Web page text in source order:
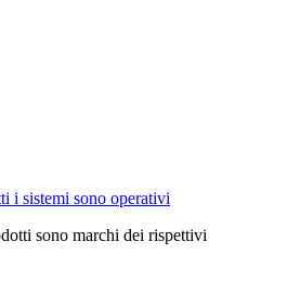
i sistemi sono operativi
sono marchi dei rispettivi